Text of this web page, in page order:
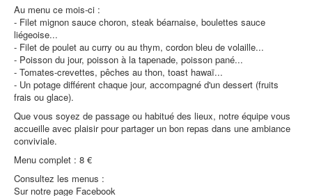
Contact
EMPLOIS
Protection des données
Au menu ce mois-ci :
- Filet mignon sauce choron, steak béarnaise, boulettes sauce
liégeoise...
- Filet de poulet au curry ou au thym, cordon bleu de volaille...
- Poisson du jour, poisson à la tapenade, poisson pané...
- Tomates-crevettes, pêches au thon, toast hawaï...
- Un potage différent chaque jour, accompagné d'un dessert (fruits
frais ou glace).
Que vous soyez de passage ou habitué des lieux, notre équipe vous
accueille avec plaisir pour partager un bon repas dans une ambiance
conviviale.
Menu complet : 8 €
Consultez les menus :
Sur notre page Facebook